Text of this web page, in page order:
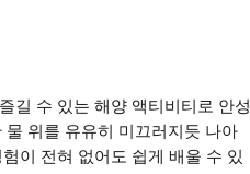
길 수 있는 해양 액티비티로 안성
위를 유유히 미끄러지듯 나아
이 전혀 없어도 쉽게 배울 수 있